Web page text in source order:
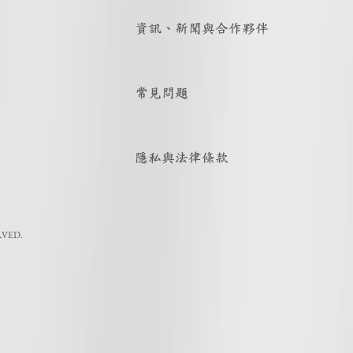
資訊、新聞與合作夥伴
常見問題
隱私與法律條款